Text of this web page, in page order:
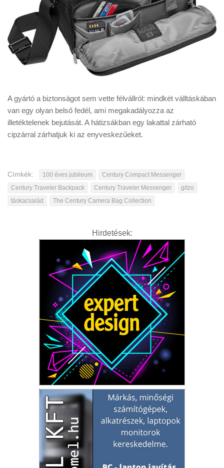
A gyártó a biztonságot sem vette félvállról: mindkét válltáskában
van egy olyan belső fedél, ami megakadályozza az
illetéktelenek bejutását. A hátizsákban egy lakattal zárható
cipzárral zárhatjuk ki az enyveskezűeket.
Címkék: 100 éves jubileum
Century Compact Messenger
Century Traveler Backpack
Century Traveler Messenger
gitzo
táskacsalád
The Century Camera Bag Collection
Hirdetések: